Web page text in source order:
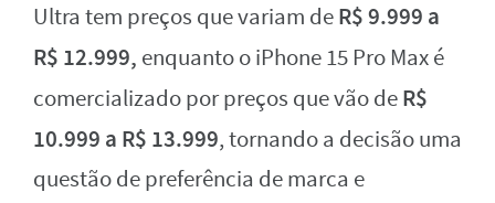
Ultra tem preços que variam deR$ 9.999 a
R$ 12.999, enquanto o iPhone 15 Pro Max é
comercializado por preços que vão deR$
10.999 a R$ 13.999, tornando a decisão uma
questão de preferência de marca e